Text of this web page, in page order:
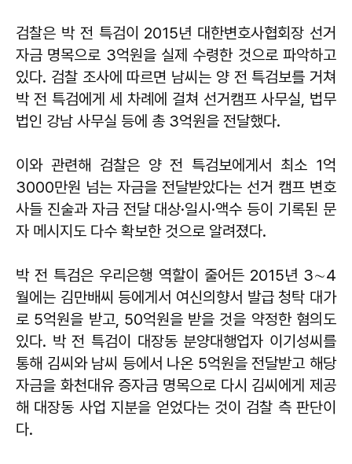
검찰은 박 전 특검이 2015년 대한변호사협회장 선거
자금 명목으로 3억원을 실제 수령한 것으로 파악하고
있다. 검찰 조사에 따르면 남씨는 양 전 특검보를 거쳐
박 전 특검에게 세 차례에 걸쳐 선거캠프 사무실, 법무
법인 강남 사무실 등에 총 3억원을 전달했다.
이와 관련해 검찰은 양 전 특검보에게서 최소 1억
3000만원 넘는 자금을 전달받았다는 선거 캠프 변호
사들 진술과 자금 전달 대상·일시·액수 등이 기록된 문
자 메시지도 다수 확보한 것으로 알려졌다.
박 전 특검은 우리은행 역할이 줄어든 2015년 3∼4
월에는 김만배씨 등에게서 여신의향서 발급 청탁 대가
로 5억원을 받고, 50억원을 받을 것을 약정한 혐의도
있다. 박 전 특검이 대장동 분양대행업자 이기성씨를
통해 김씨와 남씨 등에서 나온 5억원을 전달받고 해당
자금을 화천대유 증자금 명목으로 다시 김씨에게 제공
해 대장동 사업 지분을 얻었다는 것이 검찰 측 판단이
다.